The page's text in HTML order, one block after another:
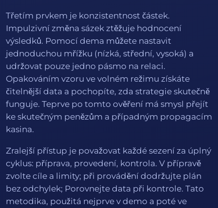
Třetím prvkem je konzistentnost částek.
Impulzivní změna sázek ztěžuje hodnocení
výsledků. Pomocí dema můžete nastavit
jednoduchou mřížku (nízká, střední, vysoká) a
udržovat pouze jedno pásmo na relaci.
Opakováním vzoru ve volném režimu získáte
čitelnější data a pochopíte, zda strategie skutečně
funguje. Teprve po tomto ověření má smysl přejít
ke skutečným penězům a případným propagacím
kasina.
Zralejší přístup je považovat každé sezení za úplný
cyklus: příprava, provedení, kontrola. V přípravě
zvolte cíle a limity; při provádění dodržujte plán
bez odchylek; Porovnejte data při kontrole. Tato
metodika, použitá nejprve v demo a poté ve